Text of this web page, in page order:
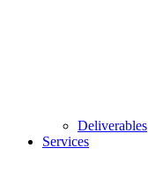
Deliverables
Services